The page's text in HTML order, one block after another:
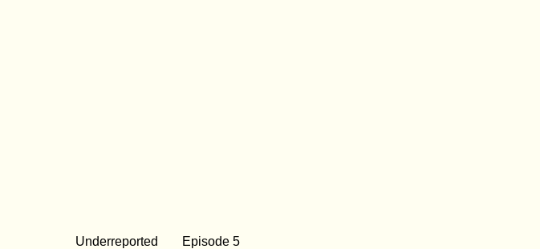
Underreported Episode 5